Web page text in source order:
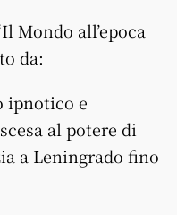
Mondo all’epoca
da:
ipnotico e
al potere di
a Leningrado fino